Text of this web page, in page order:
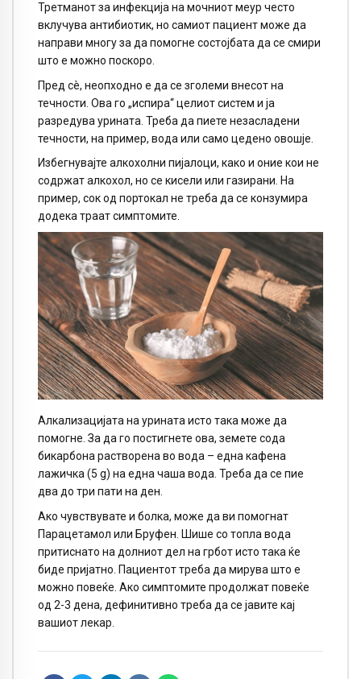
Третманот за инфекција на мочниот меур често
вклучува антибиотик, но самиот пациент може да
направи многу за да помогне состојбата да се смири
што е можно поскоро.
Пред сè, неопходно е да се зголеми внесот на
течности. Ова го „испира“ целиот систем и ја
разредува урината. Треба да пиете незасладени
течности, на пример, вода или само цедено овошје.
Избегнувајте алкохолни пијалоци, како и оние кои не
содржат алкохол, но се кисели или газирани. На
пример, сок од портокал не треба да се конзумира
додека траат симптомите.
Алкализацијата на урината исто така може да
помогне. За да го постигнете ова, земете сода
бикарбона растворена во вода – една кафена
лажичка (5 g) на една чаша вода. Треба да се пие
два до три пати на ден.
Ако чувствувате и болка, може да ви помогнат
Парацетамол или Бруфен. Шише со топла вода
притиснато на долниот дел на грбот исто така ќе
биде пријатно. Пациентот треба да мирува што е
можно повеќе. Ако симптомите продолжат повеќе
од 2-3 дена, дефинитивно треба да се јавите кај
вашиот лекар.